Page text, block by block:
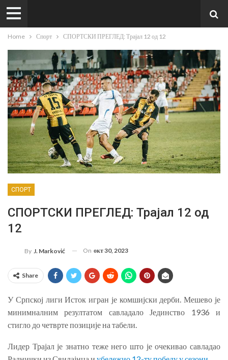
Home Спорт СПОРТСКИ ПРЕГЛЕД: Трајал 12 од 12
СПОРТ
СПОРТСКИ ПРЕГЛЕД: Трајал 12 од
12
By J. Marković On окт 30, 2023
Share
У Српској лиги Исток игран је комшијски дерби. Мешево је
минимналним резултатом савладало Јединство 1936 и
стигло до четврте позиције на табели.
Лидер Трајал је знатно теже него што је очекивао савладао